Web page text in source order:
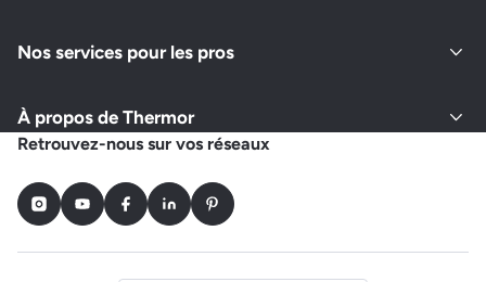
Nos services pour les pros
À propos de Thermor
Retrouvez-nous sur vos réseaux
InstagramYoutubeFacebookLinkedInPinterest